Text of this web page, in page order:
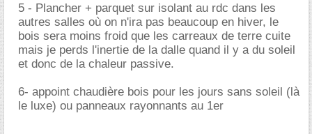
5 - Plancher + parquet sur isolant au rdc dans les
autres salles où on n'ira pas beaucoup en hiver, le
bois sera moins froid que les carreaux de terre cuite
mais je perds l'inertie de la dalle quand il y a du soleil
et donc de la chaleur passive.
6- appoint chaudière bois pour les jours sans soleil (là
le luxe) ou panneaux rayonnants au 1er